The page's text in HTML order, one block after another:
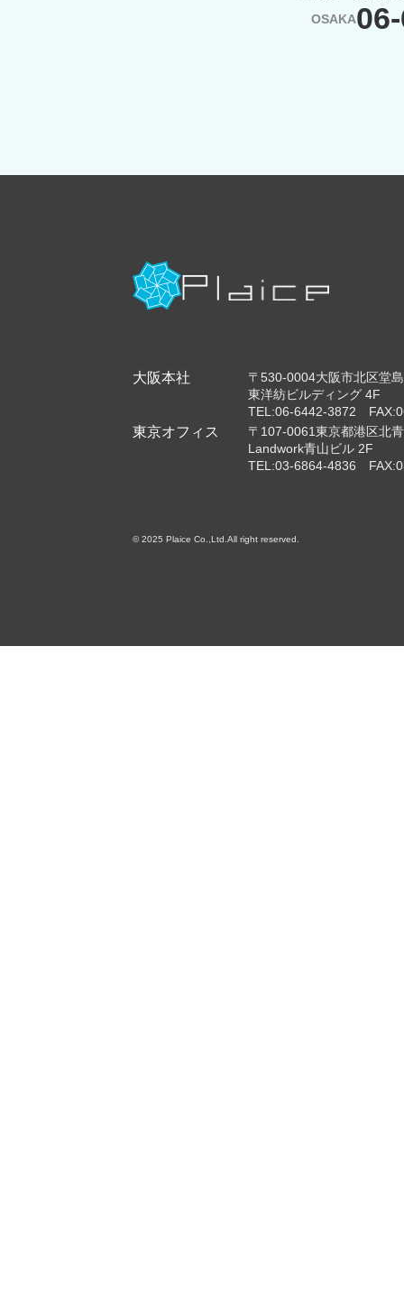
OSAKA
大阪本社
〒530-0004大阪市北区堂
東洋紡ビルディング 4F
TEL:06-6442-3872
東京オフィス
〒107-0061東京都港区北
Landwork青山ビル 2F
TEL:03-6864-4836
© 2025 Plaice Co.,Ltd.All right reserved.